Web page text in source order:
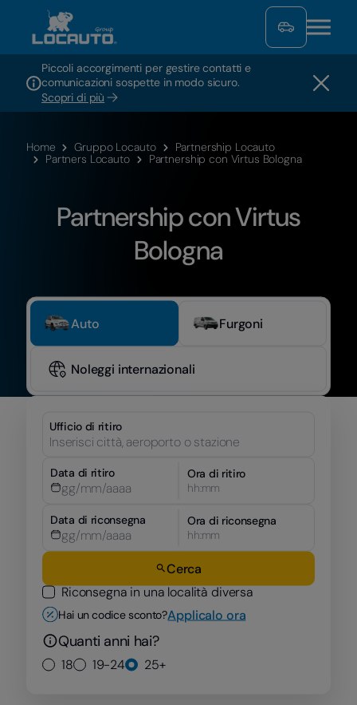
Piccoli accorgimenti per gestire contatti e
comunicazioni sospette in modo sicuro.
Scopri di più
Home Gruppo Locauto
Partnership Locauto
Partners Locauto
Partnership con Virtus Bologna
Partnership con Virtus
Bologna
Auto Furgoni
Noleggi internazionali
Ufficio di ritiro
Data di ritiro
Ora di ritiro
hh:mm
Data di riconsegna
Ora di riconsegna
hh:mm
Cerca
Riconsegna in una località diversa
Hai un codice sconto?Applicalo ora
Quanti anni hai?
18 19-24 25+